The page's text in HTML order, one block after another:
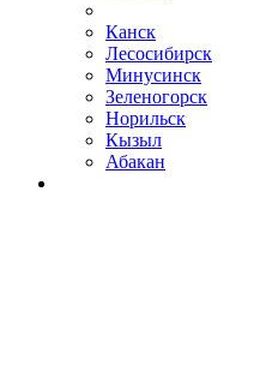
Канск
Лесосибирск
Минусинск
Зеленогорск
Норильск
Кызыл
Абакан